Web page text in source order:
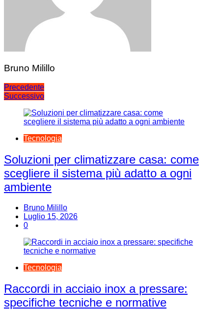
Bruno Milillo
Navigazione
articoli
Precedente
Successivo
Tecnologia
Soluzioni per climatizzare casa: come
scegliere il sistema più adatto a ogni
ambiente
Bruno Milillo
Luglio 15, 2026
0
Tecnologia
Raccordi in acciaio inox a pressare:
specifiche tecniche e normative